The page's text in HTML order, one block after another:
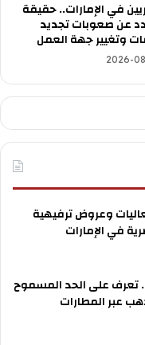
في الإمارات.. حقيقة
عن صعوبات تجديد
وتغيير جهة العمل
2026-
2026.. فعاليات وعروض ترفيهية
في الإمارات
تعرف على الحد المسموح
عبر المطارات